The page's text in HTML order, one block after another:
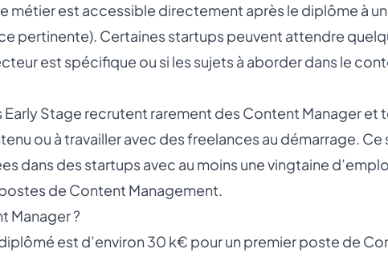
métier est accessible directement après le diplôme à
pertinente). Certaines startups peuvent attendre
est spécifique ou si les sujets à aborder dans le
Early Stage recrutent rarement des Content Manager et
ou à travailler avec des freelances au démarrage.
dans des startups avec au moins une vingtaine
de Content Management.
Manager ?
est d’environ 30 k€ pour un premier poste de